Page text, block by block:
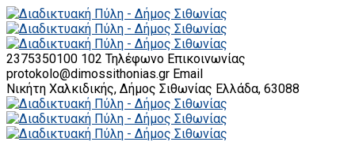
2375350100 102 Τηλέφωνο Επικοινωνίας
protokolo@dimossithonias.gr Email
Νικήτη Χαλκιδικής, Δήμος Σιθωνίας Ελλάδα, 63088